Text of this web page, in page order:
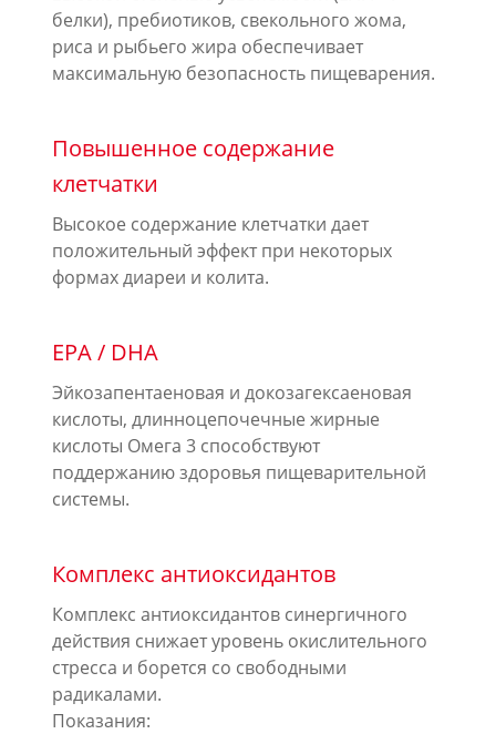
белки), пребиотиков, свекольного жома,
риса и рыбьего жира обеспечивает
максимальную безопасность пищеварения.
Повышенное содержание
клетчатки
Высокое содержание клетчатки дает
положительный эффект при некоторых
формах диареи и колита.
EPA / DHA
Эйкозапентаеновая и докозагексаеновая
кислоты, длинноцепочечные жирные
кислоты Омега 3 способствуют
поддержанию здоровья пищеварительной
системы.
Комплекс антиоксидантов
Комплекс антиоксидантов синергичного
действия снижает уровень окислительного
стресса и борется со свободными
радикалами.
Показания: